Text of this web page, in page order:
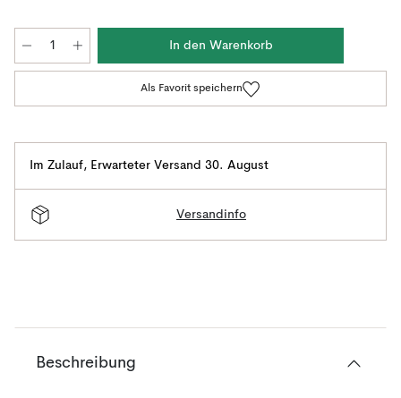
In den Warenkorb
Als Favorit speichern
Im Zulauf, Erwarteter Versand 30. August
Versandinfo
Beschreibung